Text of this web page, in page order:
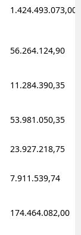
1.424.493.073,00
56.264.124,90
11.284.390,35
53.981.050,35
23.927.218,75
7.911.539,74
174.464.082,00